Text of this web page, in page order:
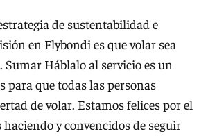
de sustentabilidad e
en Flybondi es que volar sea
Sumar Háblalo al servicio es un
para que todas las personas
de volar. Estamos felices por el
y convencidos de seguir